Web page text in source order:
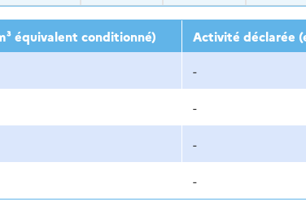
équivalent conditionné) Activité déclarée
-
-
-
-